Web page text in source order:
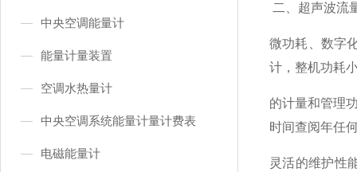
中央空调能量计
能量计量装置
空调水热量计
中央空调系统能量计量计费表
电磁能量计
二、超声波流
微功耗、数字
计，整机功耗
的计量和管理
时间查阅年任
灵活的维护性